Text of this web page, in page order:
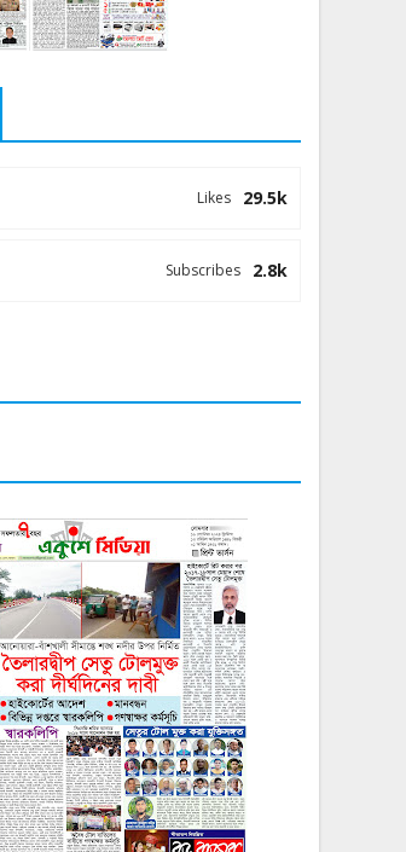
29.5k
Likes
2.8k
Subscribes